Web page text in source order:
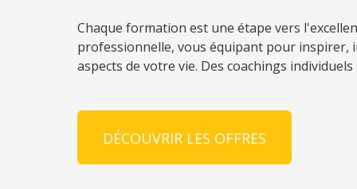
Chaque formation est une étape vers
professionnelle, vous équipant pour inspirer,
aspects de votre vie. Des coachings
DÉCOUVRIR LES OFFRES